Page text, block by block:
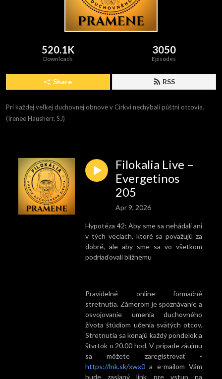
520.1K
Downloads
3050
Episodes
Share RSS
Pri každej veľkej duchovnej obnove v Cirkvi nechýbali púštni otcovia.
(Irenee Hausherr, SJ)
Filokalia Live –
Evergetinos
205
Apr 9, 2026
Hypotéza 42: Aby sme sa nehádali ani
v tých veciach, ktoré sa považujú za
dobré, ale aby sme sa vo všetkom
podriaďovali blížnemu
Pravidelné online formačné
stretnutia. Zámerom je spoznávanie a
osvojovanie umenia duchovného
života štúdiom učenia svätých otcov.
Stretnutia sa konajú každý pondelok a
štvrtok o 20.00 hod. V prípade záujmu
sa môžete zaregistrovať -
https://lnk.sk/xwx0 a e-mailom Vám
bude zaslaný link pre vstup na